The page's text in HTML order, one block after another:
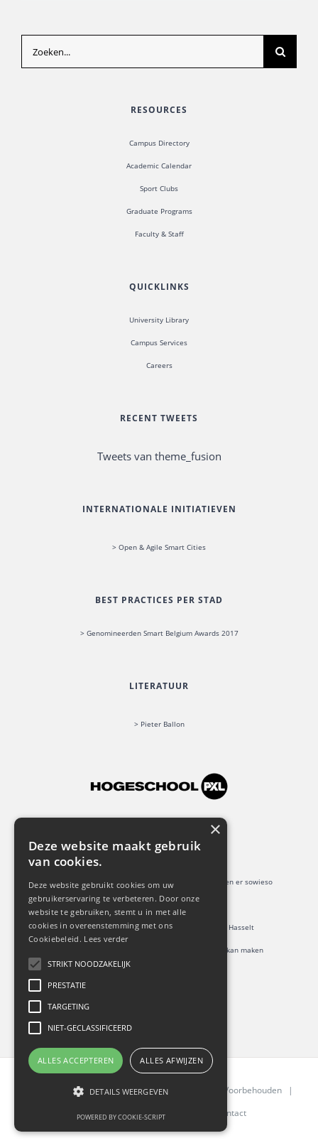
Zoeken
naar:
RESOURCES
Campus Directory
Academic Calendar
Sport Clubs
Graduate Programs
Faculty & Staff
QUICKLINKS
University Library
Campus Services
Careers
RECENT TWEETS
Tweets van theme_fusion
INTERNATIONALE INITIATIEVEN
> Open & Agile Smart Cities
BEST PRACTICES PER STAD
> Genomineerden Smart Belgium Awards 2017
LITERATUUR
> Pieter Ballon
PXL EXPERTS
> Een stad heeft geen keuze: smartcitydiensten komen er sowieso
> Retail: revival or survival?
> ShopUp: een upgrade van je winkelervaring in Hasselt
> Vijf domeinen waarin virtual reality het verschil kan maken
Slimme Stad, Slimme(re) Retail| Alle Rechten Voorbehouden |
Cookiebeleid|Privacybeleid Contact
×
Deze website maakt gebruik
van cookies.
Deze website gebruikt cookies om uw
gebruikerservaring te verbeteren. Door onze
website te gebruiken, stemt u in met alle
cookies in overeenstemming met ons
Cookiebeleid. Lees verder
STRIKT NOODZAKELIJK
PRESTATIE
TARGETING
NIET-GECLASSIFICEERD
ALLES ACCEPTEREN ALLES AFWIJZEN
DETAILS WEERGEVEN
POWERED BY COOKIE-SCRIPT